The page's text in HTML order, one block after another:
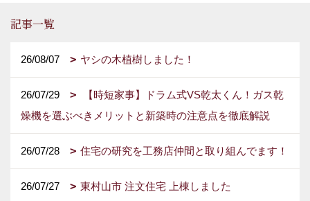
記事一覧
26/08/07 ヤシの木植樹しました！
26/07/29
【時短家事】ドラム式VS乾太くん！ガス乾
燥機を選ぶべきメリットと新築時の注意点を徹底解説
26/07/28 住宅の研究を工務店仲間と取り組んでます！
26/07/27 東村山市 注文住宅 上棟しました